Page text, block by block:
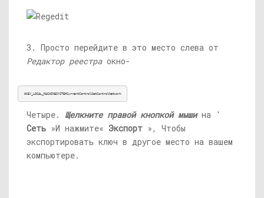
3. Просто перейдите в это место слева от
Редактор реестраокно-
HKEY_LOCAL_MACHINESYSTEMCurrentControlSetControlNetwork
Четыре. Щелкните правой кнопкой мыши на '
Сеть »И нажмите« Экспорт », Чтобы
экспортировать ключ в другое место на вашем
компьютере.